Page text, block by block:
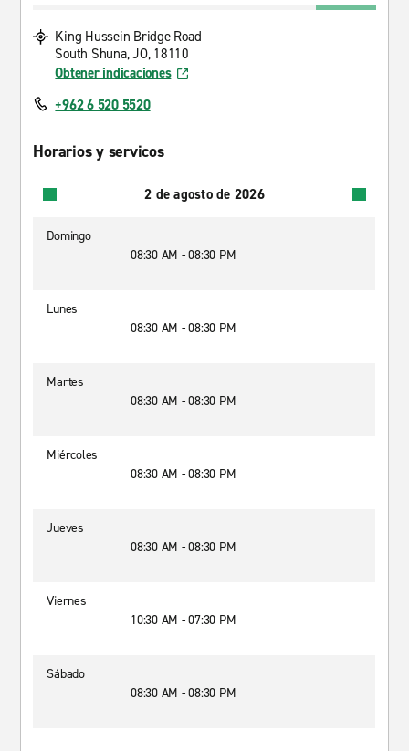
King Hussein Bridge Road
South Shuna, JO, 18110
Obtener indicaciones
+962 6 520 5520
Horarios y servicos
2 de agosto de 2026
Domingo
08:30 AM - 08:30 PM
Lunes
08:30 AM - 08:30 PM
Martes
08:30 AM - 08:30 PM
Miércoles
08:30 AM - 08:30 PM
Jueves
08:30 AM - 08:30 PM
Viernes
10:30 AM - 07:30 PM
Sábado
08:30 AM - 08:30 PM